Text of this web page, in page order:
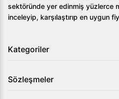
sektöründe yer edinmiş yüzlerce
inceleyip, karşılaştırıp en uygun
Kategoriler
Sözleşmeler